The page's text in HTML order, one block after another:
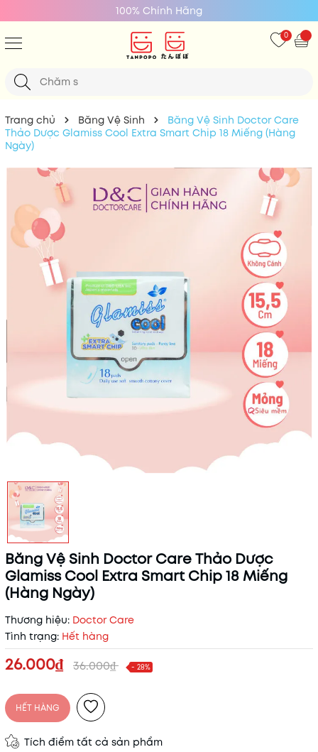
100% Chính Hãng
0
Trang chủ Băng Vệ Sinh
Băng Vệ Sinh Doctor Care
Thảo Dược Glamiss Cool Extra Smart Chip 18 Miếng (Hàng
Ngày)
Băng Vệ Sinh Doctor Care Thảo Dược
Glamiss Cool Extra Smart Chip 18 Miếng
(Hàng Ngày)
Thương hiệu: Doctor Care
Tình trạng: Hết hàng
26.000₫ 36.000₫ - 28%
HẾT HÀNG
Tích điểm tất cả sản phẩm
Mã khuyến mãi:
Điều kiện: